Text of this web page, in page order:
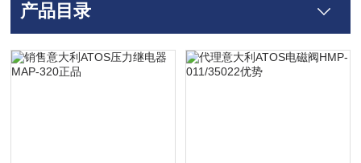
产品目录